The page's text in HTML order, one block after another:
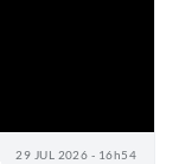
29 JUL 2026 - 16h54